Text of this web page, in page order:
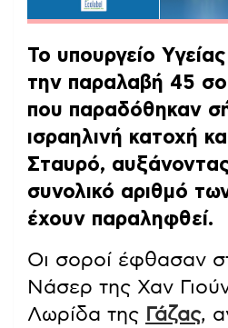
Το υπουργείο
την παραλαβή 45
που παραδόθηκαν
ισραηλινή κατοχή
Σταυρό,
συνολικό αριθμό
έχουν παραληφθεί.
Οι σοροί έφθασαν
Νάσερ της Χαν
Λωρίδα της Γάζας,